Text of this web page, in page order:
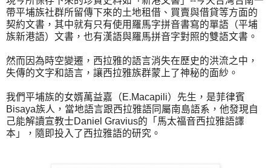
帶平埔族社群所留傳下來的土地租借、買賣與借貸等方面的
契約文書，其中就有只有使用羅馬字拼音書寫的單語（平埔
族新港語）文書，也有漢語與羅馬拼音字對照的雙語文書。
然而因為時空變遷，西拉雅的語言消失在歷史的洪流之中，
失傳的文字和語言，讓西拉雅族群蒙上了神秘的面紗。
我們平埔族的女婿萬益嘉（E.Macapili）先生，是菲律賓
Bisaya族人，當地語言跟西拉雅語同屬南島語系，他發現自
己能解讀宣教士Daniel Gravius的「馬太福音西拉雅語譯
本」，隨即投入了西拉雅語的研究。